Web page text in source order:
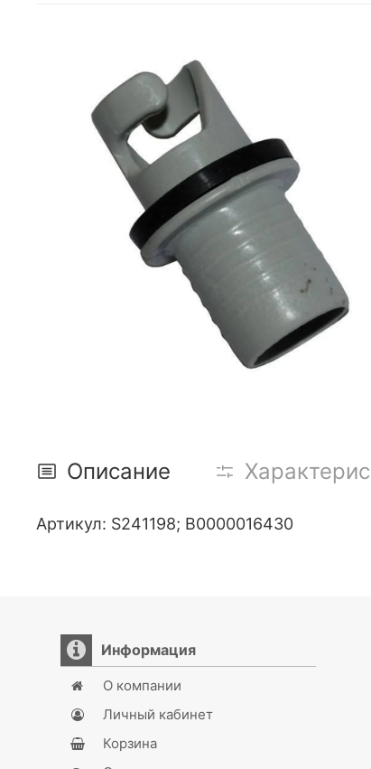
Описание
Артикул: S241198; В0000016430
Информация
О компании
Личный кабинет
Корзина